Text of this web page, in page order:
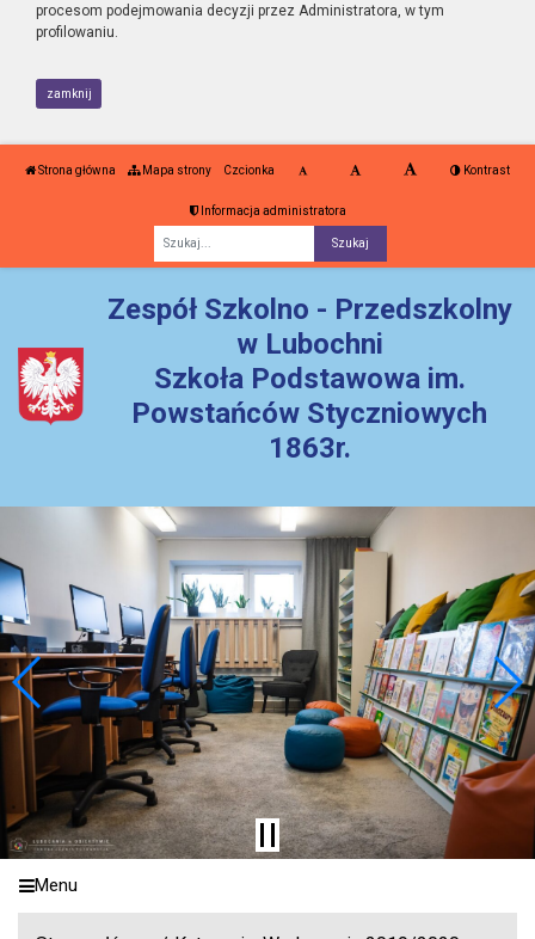
procesom podejmowania decyzji przez Administratora, w tym
profilowaniu.
zamknij
Strona główna Mapa strony Czcionka Kontrast
Informacja administratora
Zespół Szkolno - Przedszkolny
w Lubochni
Szkoła Podstawowa im.
Powstańców Styczniowych
1863r.
Menu